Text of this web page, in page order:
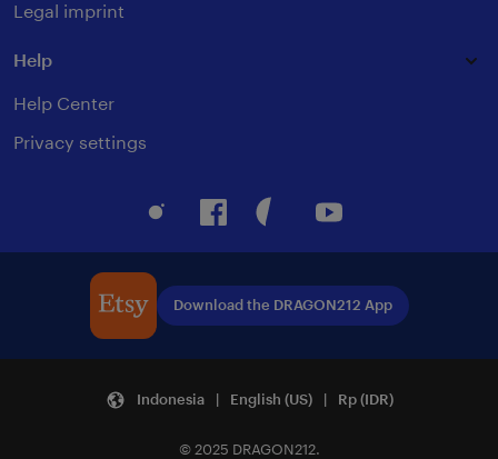
Legal imprint
Help
Help Center
Privacy settings
InstagramFacebookPinterest
Download the DRAGON212 App
Indonesia | English (US) | Rp (IDR)
© 2025 DRAGON212.